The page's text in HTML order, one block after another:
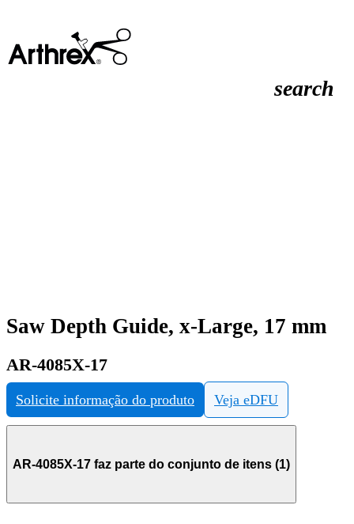
search
Saw Depth Guide, x-Large, 17 mm
AR-4085X-17
Solicite informação do produto Veja eDFU
AR-4085X-17 faz parte do conjunto de itens (1)